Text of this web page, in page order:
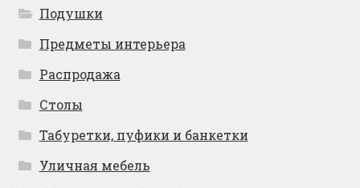
Подушки
Предметы интерьера
Распродажа
Столы
Табуретки, пуфики и банкетки
Уличная мебель